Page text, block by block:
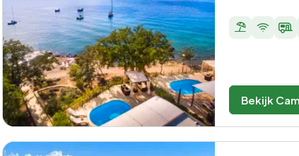
Bekijk